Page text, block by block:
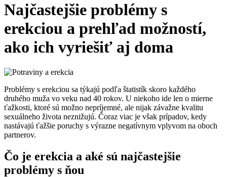
Najčastejšie problémy s
erekciou a prehľad možností,
ako ich vyriešiť aj doma
Problémy s erekciou sa týkajú podľa štatistík skoro každého
druhého muža vo veku nad 40 rokov. U niekoho ide len o mierne
ťažkosti, ktoré sú možno nepríjemné, ale nijak závažne kvalitu
sexuálneho života neznižujú. Čoraz viac je však prípadov, kedy
nastávajú ťažšie poruchy s výrazne negatívnym vplyvom na oboch
partnerov.
Čo je erekcia a aké sú najčastejšie
problémy s ňou